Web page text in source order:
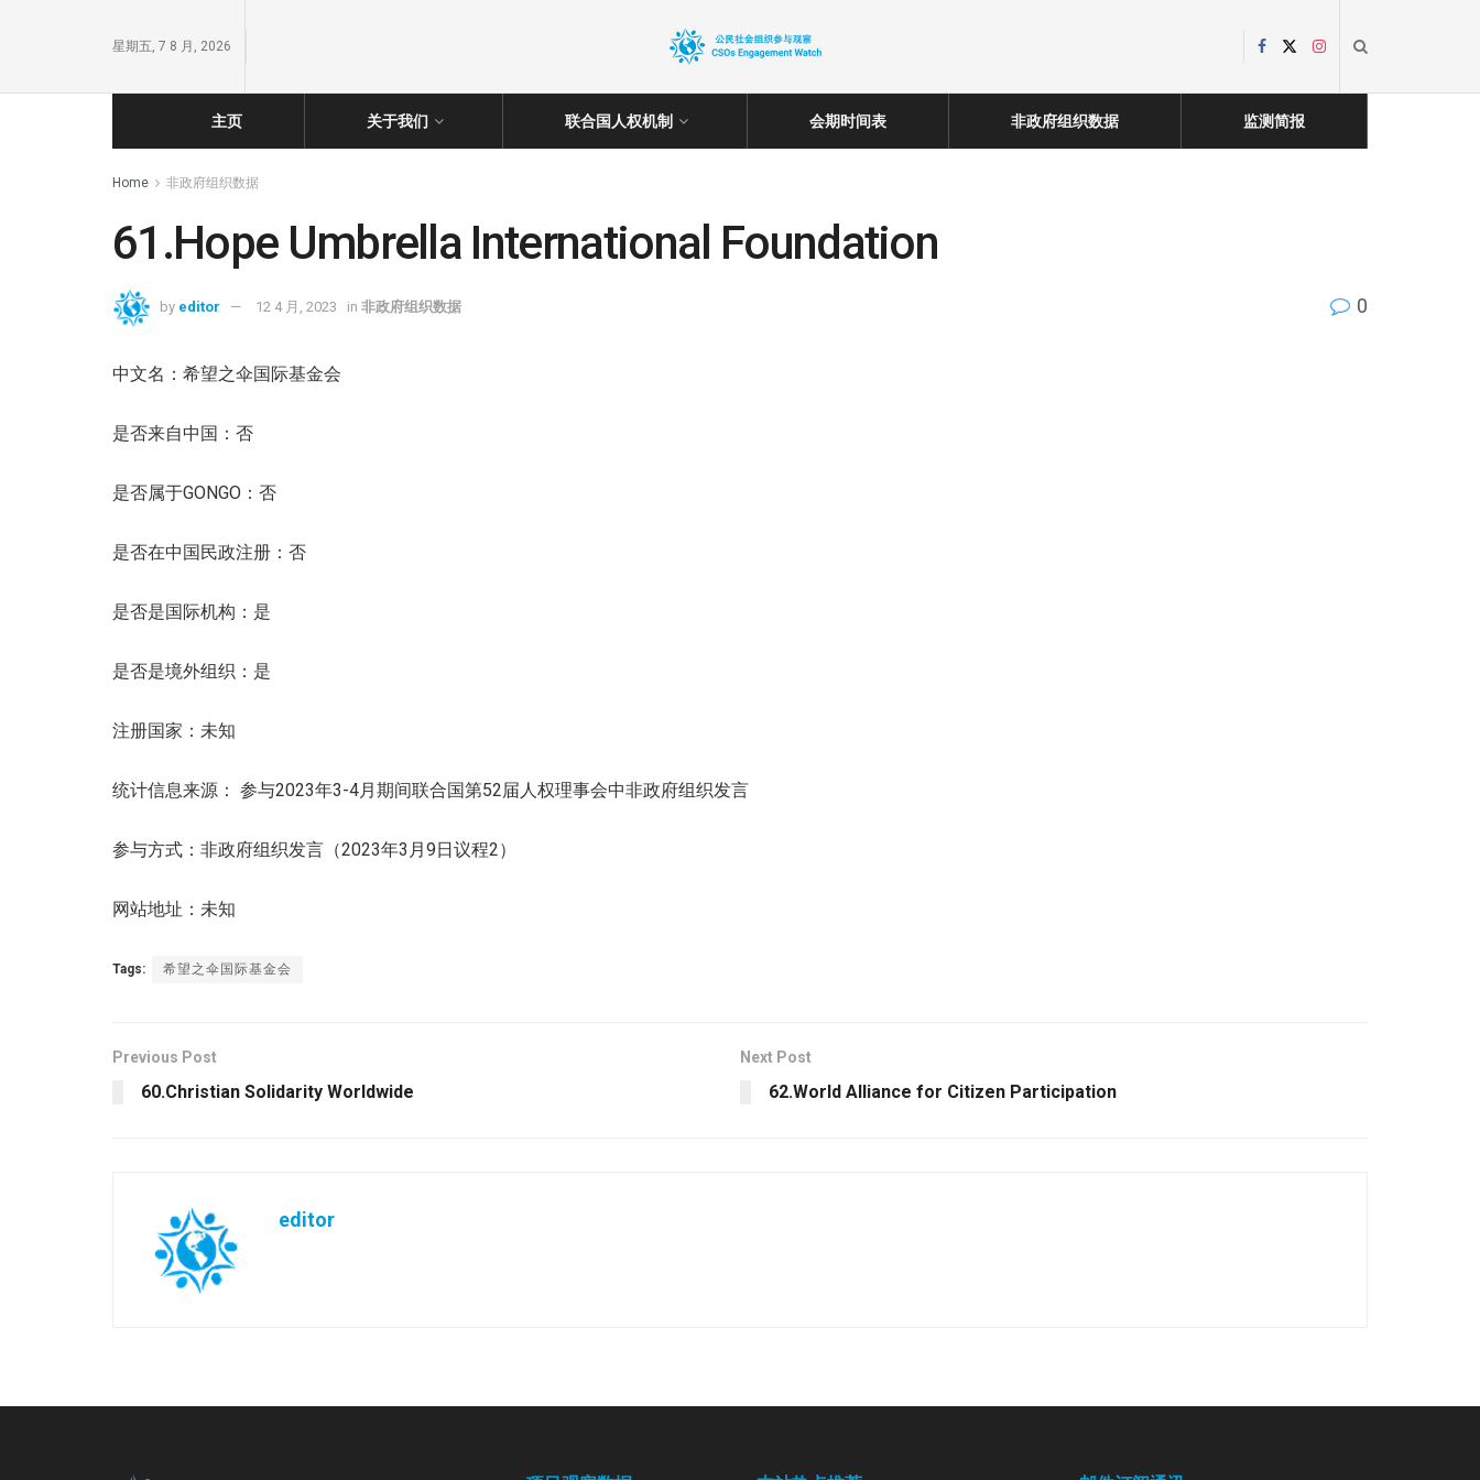
星期五, 7 8 月, 2026
主页 关于我们 联合国人权机制 会期时间表 非政府组织数据 监测简报
Home 非政府组织数据
61.Hope Umbrella International Foundation
by editor 12 4 月, 2023 in 非政府组织数据 0
中文名：希望之伞国际基金会
是否来自中国：否
是否属于GONGO：否
是否在中国民政注册：否
是否是国际机构：是
是否是境外组织：是
注册国家：未知
统计信息来源： 参与2023年3-4月期间联合国第52届人权理事会中非政府组织发言
参与方式：非政府组织发言（2023年3月9日议程2）
网站地址：未知
Tags: 希望之伞国际基金会
Previous Post
60.Christian Solidarity Worldwide
Next Post
62.World Alliance for Citizen Participation
editor